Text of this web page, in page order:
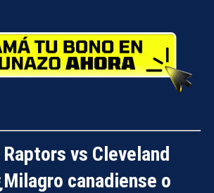
vs Cleveland
canadiense o